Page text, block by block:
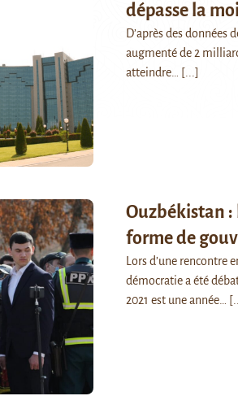
dépasse la
D’après des données
augmenté de 2
atteindre…
[...]
Ouzbékistan
forme de
Lors d’une
démocratie a été
2021 est une année…